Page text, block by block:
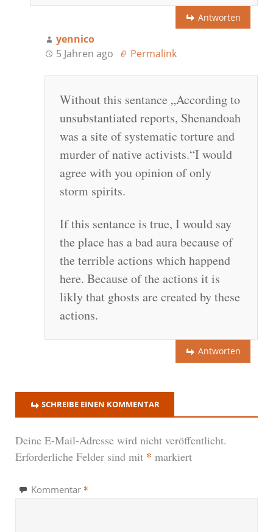
Antworten
yennico
5 Jahren ago
Permalink
Without this sentance „According to
unsubstantiated reports, Shenandoah
was a site of systematic torture and
murder of native activists.“I would
agree with you opinion of only
storm spirits.
If this sentance is true, I would say
the place has a bad aura because of
the terrible actions which happend
here. Because of the actions it is
likly that ghosts are created by these
actions.
Antworten
SCHREIBE EINEN KOMMENTAR
Deine E-Mail-Adresse wird nicht veröffentlicht.
Erforderliche Felder sind mit * markiert
Kommentar *